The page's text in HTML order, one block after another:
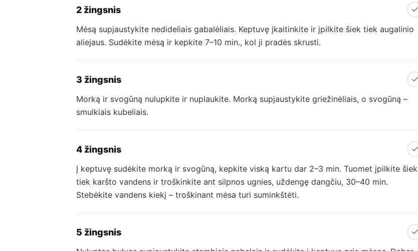
2 žingsnis
Mėsą supjaustykite nedideliais gabalėliais. Keptuvę įkaitinkite ir įpilkite šiek tiek augalinio
aliejaus. Sudėkite mėsą ir kepkite 7–10 min., kol ji pradės skrusti.
3 žingsnis
Morką ir svogūną nulupkite ir nuplaukite. Morką supjaustykite griežinėliais, o svogūną –
smulkiais kubeliais.
4 žingsnis
Į keptuvę sudėkite morką ir svogūną, kepkite viską kartu dar 2–3 min. Tuomet įpilkite šiek
tiek karšto vandens ir troškinkite ant silpnos ugnies, uždengę dangčiu, 30–40 min.
Stebėkite vandens kiekį – troškinant mėsa turi suminkštėti.
5 žingsnis